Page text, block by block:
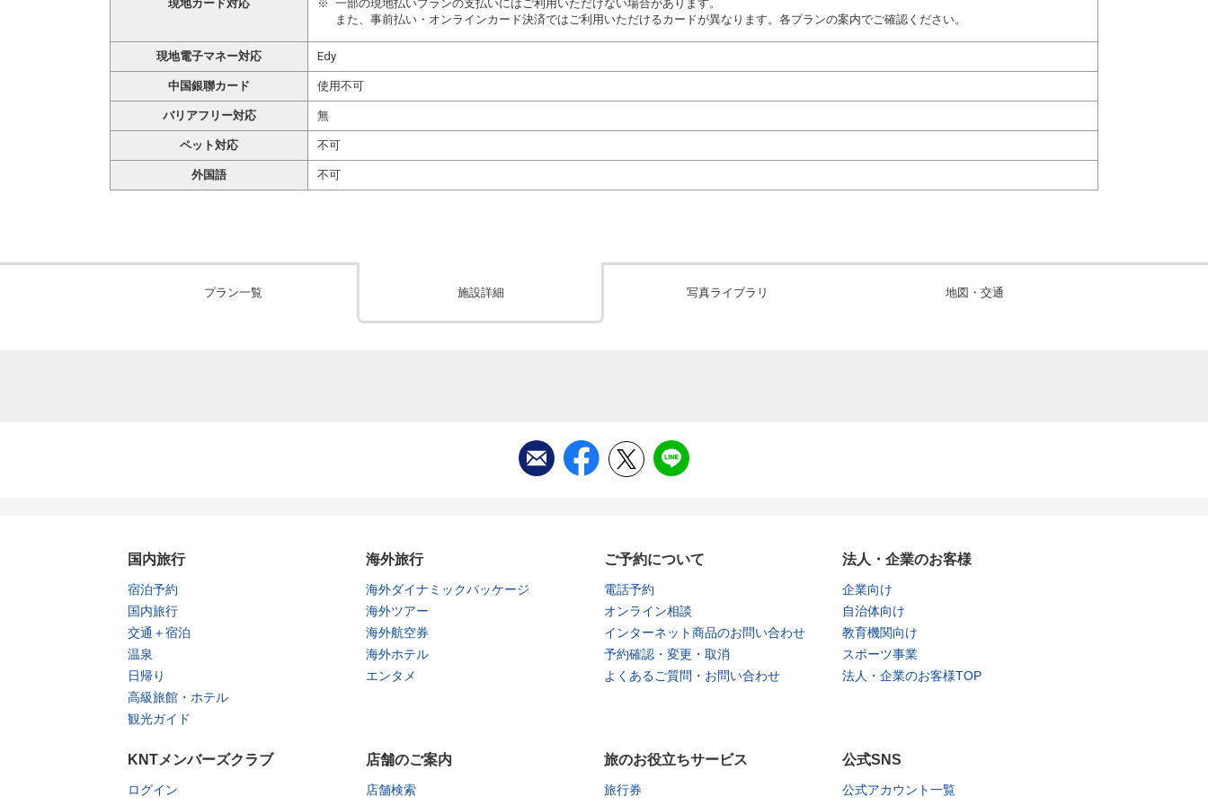
現地カード対応
一部の現地払いプランの支払いにはご利用いただけない場合があります。
また、事前払い・オンラインカード決済ではご利用いただけるカードが異なります。各プランの案内でご確認ください。
現地電子マネー対応 Edy
中国銀聯カード 使用不可
バリアフリー対応 無
ペット対応 不可
外国語 不可
プラン一覧 施設詳細 写真ライブラリ 地図・交通
国内旅行
宿泊予約
国内旅行
交通＋宿泊
温泉
日帰り
高級旅館・ホテル
観光ガイド
海外旅行
海外ダイナミックパッケージ
海外ツアー
海外航空券
海外ホテル
エンタメ
ご予約について
電話予約
オンライン相談
インターネット商品のお問い合わせ
予約確認・変更・取消
よくあるご質問・お問い合わせ
法人・企業のお客様
企業向け
自治体向け
教育機関向け
スポーツ事業
法人・企業のお客様TOP
KNTメンバーズクラブ
ログイン
店舗のご案内
店舗検索
旅のお役立ちサービス
旅行券
公式SNS
公式アカウント一覧